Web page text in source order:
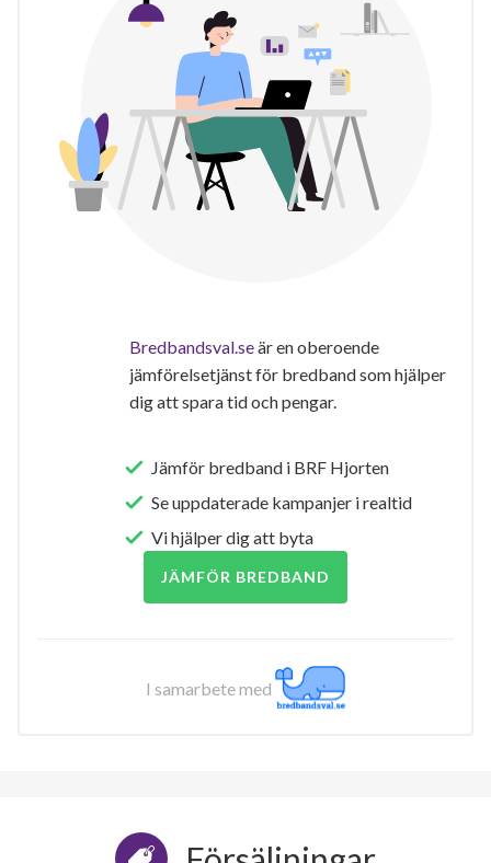
Bredbandsval.seär en oberoende
jämförelsetjänst för bredband som hjälper
dig att spara tid och pengar.
Jämför bredband i BRF Hjorten
Se uppdaterade kampanjer i realtid
Vi hjälper dig att byta
JÄMFÖR BREDBAND
I samarbete med